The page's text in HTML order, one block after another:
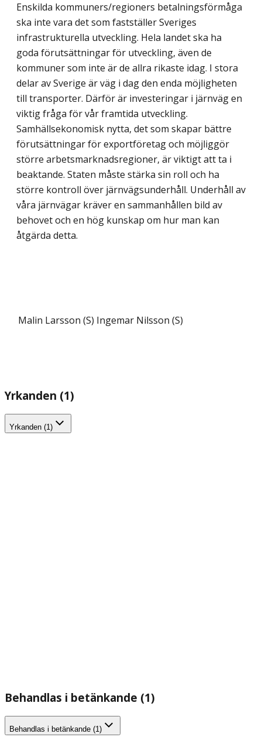
Enskilda kommuners/regioners betalningsförmåga
ska inte vara det som fastställer Sveriges
infrastrukturella utveckling. Hela landet ska ha
goda förutsättningar för utveckling, även de
kommuner som inte är de allra rikaste idag. I stora
delar av Sverige är väg i dag den enda möjligheten
till transporter. Därför är investeringar i järnväg en
viktig fråga för vår framtida utveckling.
Samhällsekonomisk nytta, det som skapar bättre
förutsättningar för exportföretag och möjliggör
större arbetsmarknadsregioner, är viktigt att ta i
beaktande. Staten måste stärka sin roll och ha
större kontroll över järnvägsunderhåll. Underhåll av
våra järnvägar kräver en sammanhållen bild av
behovet och en hög kunskap om hur man kan
åtgärda detta.
Malin Larsson (S) Ingemar Nilsson (S)
Yrkanden (1)
Yrkanden (1)
Behandlas i betänkande (1)
Behandlas i betänkande (1)